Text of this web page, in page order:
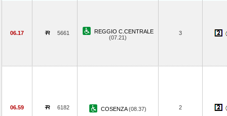
06.17 5661
REGGIO C.CENTRALE
(07.21)
3
06.59 6182 COSENZA(08.37) 2